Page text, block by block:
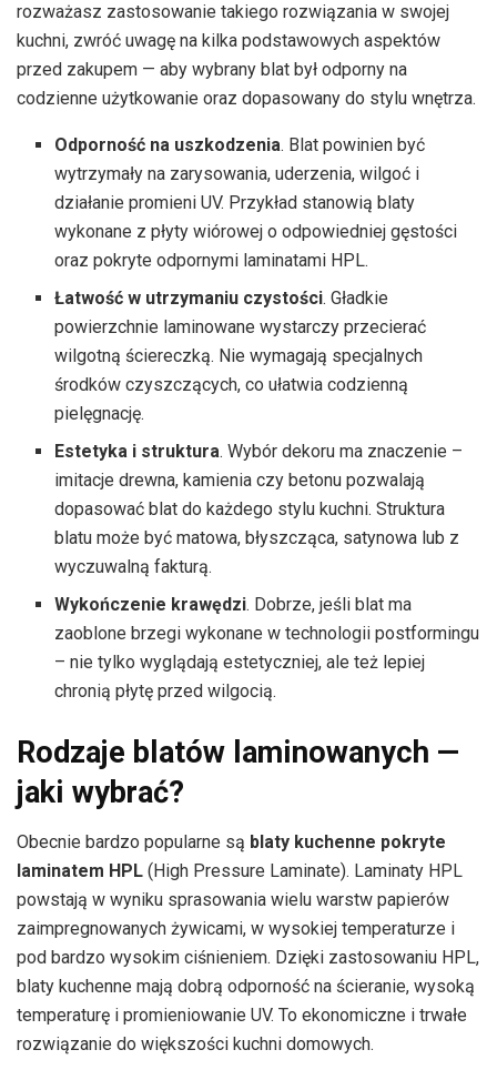
rozważasz zastosowanie takiego rozwiązania w swojej
kuchni, zwróć uwagę na kilka podstawowych aspektów
przed zakupem — aby wybrany blat był odporny na
codzienne użytkowanie oraz dopasowany do stylu wnętrza.
Odporność na uszkodzenia. Blat powinien być
wytrzymały na zarysowania, uderzenia, wilgoć i
działanie promieni UV. Przykład stanowią blaty
wykonane z płyty wiórowej o odpowiedniej gęstości
oraz pokryte odpornymi laminatami HPL.
Łatwość w utrzymaniu czystości. Gładkie
powierzchnie laminowane wystarczy przecierać
wilgotną ściereczką. Nie wymagają specjalnych
środków czyszczących, co ułatwia codzienną
pielęgnację.
Estetyka i struktura. Wybór dekoru ma znaczenie –
imitacje drewna, kamienia czy betonu pozwalają
dopasować blat do każdego stylu kuchni. Struktura
blatu może być matowa, błyszcząca, satynowa lub z
wyczuwalną fakturą.
Wykończenie krawędzi. Dobrze, jeśli blat ma
zaoblone brzegi wykonane w technologii postformingu
– nie tylko wyglądają estetyczniej, ale też lepiej
chronią płytę przed wilgocią.
Rodzaje blatów laminowanych —
jaki wybrać?
Obecnie bardzo popularne są blaty kuchenne pokryte
laminatem HPL (High Pressure Laminate). Laminaty HPL
powstają w wyniku sprasowania wielu warstw papierów
zaimpregnowanych żywicami, w wysokiej temperaturze i
pod bardzo wysokim ciśnieniem. Dzięki zastosowaniu HPL,
blaty kuchenne mają dobrą odporność na ścieranie, wysoką
temperaturę i promieniowanie UV. To ekonomiczne i trwałe
rozwiązanie do większości kuchni domowych.